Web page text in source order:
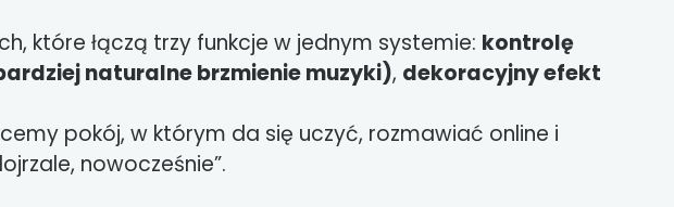
które łączą trzy funkcje w jednym systemie: kontrolę
naturalne brzmienie muzyki), dekoracyjny efekt
pokój, w którym da się uczyć, rozmawiać online i
nowocześnie”.